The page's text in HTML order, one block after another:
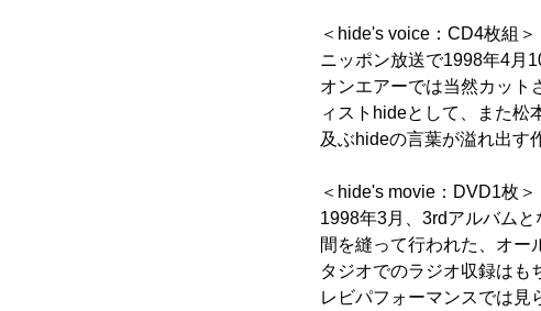
＜hide's voice：CD4枚組＞
ニッポン放送で1998年4月
オンエアーでは当然カット
ィストhideとして、また松
及ぶhideの言葉が溢れ出す
＜hide's movie：DVD1枚＞
1998年3月、3rdアルバム
間を縫って行われた、オー
タジオでのラジオ収録はも
レビパフォーマンスでは見